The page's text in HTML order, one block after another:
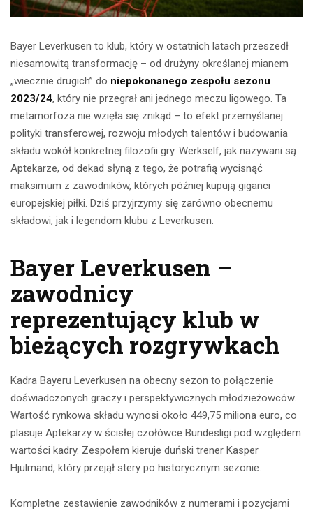
Bayer Leverkusen to klub, który w ostatnich latach przeszedł
niesamowitą transformację – od drużyny określanej mianem
„wiecznie drugich” do niepokonanego zespołu sezonu
2023/24, który nie przegrał ani jednego meczu ligowego. Ta
metamorfoza nie wzięła się znikąd – to efekt przemyślanej
polityki transferowej, rozwoju młodych talentów i budowania
składu wokół konkretnej filozofii gry. Werkself, jak nazywani są
Aptekarze, od dekad słyną z tego, że potrafią wycisnąć
maksimum z zawodników, których później kupują giganci
europejskiej piłki. Dziś przyjrzymy się zarówno obecnemu
składowi, jak i legendom klubu z Leverkusen.
Bayer Leverkusen –
zawodnicy
reprezentujący klub w
bieżących rozgrywkach
Kadra Bayeru Leverkusen na obecny sezon to połączenie
doświadczonych graczy i perspektywicznych młodzieżowców.
Wartość rynkowa składu wynosi około 449,75 miliona euro, co
plasuje Aptekarzy w ścisłej czołówce Bundesligi pod względem
wartości kadry. Zespołem kieruje duński trener Kasper
Hjulmand, który przejął stery po historycznym sezonie.
Kompletne zestawienie zawodników z numerami i pozycjami